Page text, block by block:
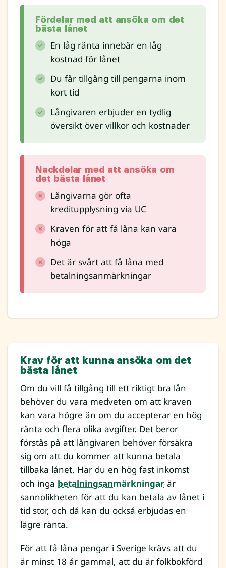
Fördelar med att ansöka om det
bästa lånet
En låg ränta innebär en låg
kostnad för lånet
Du får tillgång till pengarna inom
kort tid
Långivaren erbjuder en tydlig
översikt över villkor och kostnader
Nackdelar med att ansöka om
det bästa lånet
Långivarna gör ofta
kreditupplysning via UC
Kraven för att få låna kan vara
höga
Det är svårt att få låna med
betalningsanmärkningar
Krav för att kunna ansöka om det
bästa lånet
Om du vill få tillgång till ett riktigt bra lån
behöver du vara medveten om att kraven
kan vara högre än om du accepterar en hög
ränta och flera olika avgifter. Det beror
förstås på att långivaren behöver försäkra
sig om att du kommer att kunna betala
tillbaka lånet. Har du en hög fast inkomst
och inga betalningsanmärkningar är
sannolikheten för att du kan betala av lånet i
tid stor, och då kan du också erbjudas en
lägre ränta.
För att få låna pengar i Sverige krävs att du
är minst 18 år gammal, att du är folkbokförd